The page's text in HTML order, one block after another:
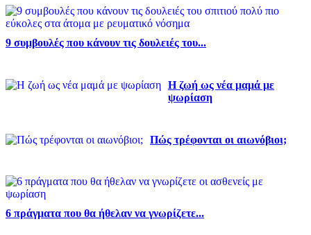
9 συμβουλές που κάνουν τις δουλειές του...
Η ζωή ως νέα μαμά με
ψωρίαση
Πώς τρέφονται οι αιωνόβιοι;
6 πράγματα που θα ήθελαν να γνωρίζετε...